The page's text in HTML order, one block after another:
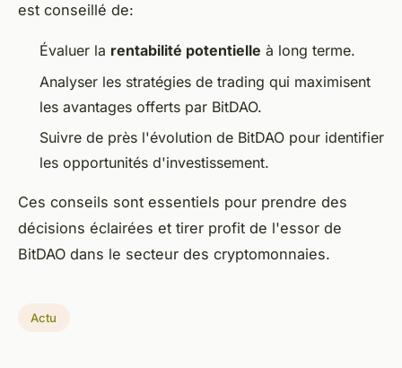
est conseillé de:
Évaluer la rentabilité potentielle à long terme.
Analyser les stratégies de trading qui maximisent
les avantages offerts par BitDAO.
Suivre de près l'évolution de BitDAO pour identifier
les opportunités d'investissement.
Ces conseils sont essentiels pour prendre des
décisions éclairées et tirer profit de l'essor de
BitDAO dans le secteur des cryptomonnaies.
Actu